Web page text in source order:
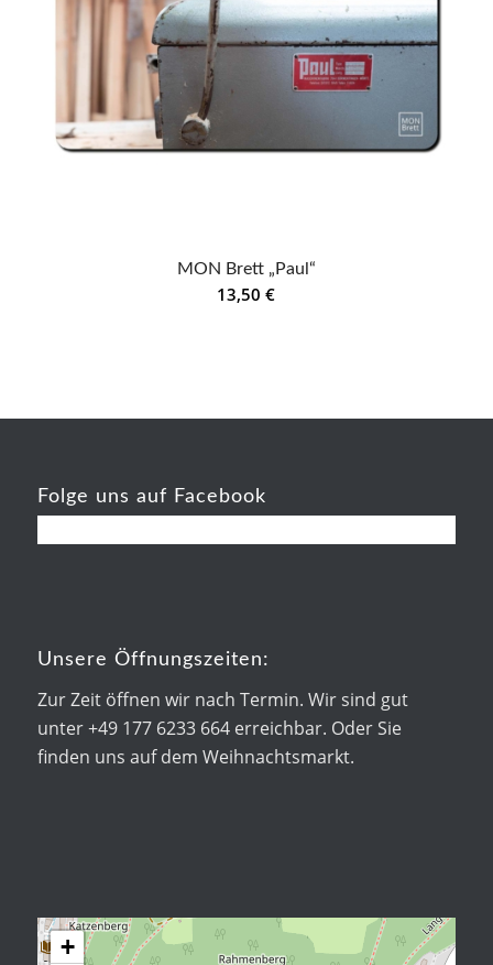
MON Brett „Paul“
13,50€
Folge uns auf Facebook
Unsere Öffnungszeiten:
Zur Zeit öffnen wir nach Termin. Wir sind gut
unter +49 177 6233 664 erreichbar. Oder Sie
finden uns auf dem Weihnachtsmarkt.
+